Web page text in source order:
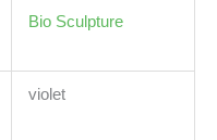
Bio Sculpture
violet